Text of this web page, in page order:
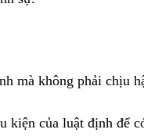
mà không phải chịu
kiện của luật định để